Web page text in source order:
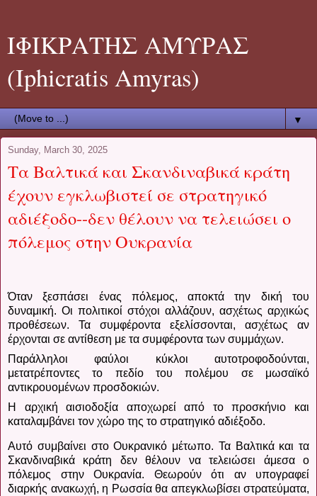
ΙΦΙΚΡΑΤΗΣ ΑΜΥΡΑΣ
(Iphicratis Amyras)
▼
Sunday, March 30, 2025
Tα Βαλτικά και Σκανδιναβικά κράτη
έχουν εγκλωβιστεί σε στρατηγικό
αδιέξοδο--δεν θέλουν να τελειώσει ο
πόλεμος στην Ουκρανία
Όταν ξεσπάσει ένας πόλεμος, αποκτά την δική του
δυναμική. Οι πολιτικοί στόχοι αλλάζουν, ασχέτως αρχικώς
προθέσεων. Τα συμφέροντα εξελίσσονται, ασχέτως αν
έρχονται σε αντίθεση με τα συμφέροντα των συμμάχων.
Παράλληλοι φαύλοι κύκλοι αυτοτροφοδούνται,
μετατρέποντες το πεδίο του πολέμου σε μωσαϊκό
αντικρουομένων προσδοκιών.
Η αρχική αισιοδοξία αποχωρεί από το προσκήνιο και
καταλαμβάνει τον χώρο της το στρατηγικό αδιέξοδο.
Αυτό συμβαίνει στο Ουκρανικό μέτωπο. Τα Βαλτικά και τα
Σκανδιναβικά κράτη δεν θέλουν να τελειώσει άμεσα ο
πόλεμος στην Ουκρανία. Θεωρούν ότι αν υπογραφεί
διαρκής ανακωχή, η Ρωσσία θα απεγκλωβίσει στρατεύματα,